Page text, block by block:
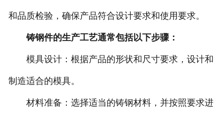
和品质检验，确保产品符合设计要求和使用要求。
铸钢件的生产工艺通常包括以下步骤：
模具设计：根据产品的形状和尺寸要求，设计和
制造适合的模具。
材料准备：选择适当的铸钢材料，并按照要求进